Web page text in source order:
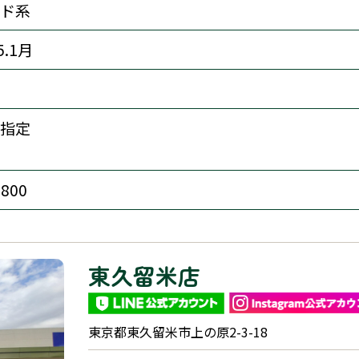
系
月
定
東久留米店
東京都東久留米市上の原2-3-18